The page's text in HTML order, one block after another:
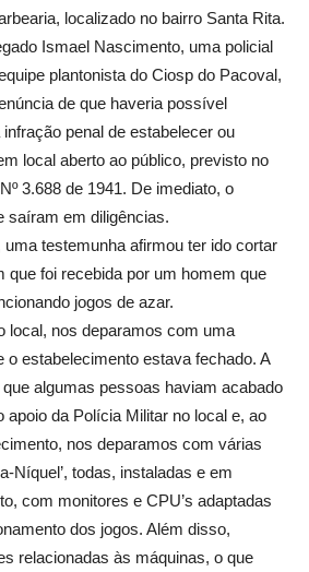
localizado no bairro Santa Rita.
Ismael Nascimento, uma policial
plantonista do Ciosp do Pacoval,
de que haveria possível
penal de estabelecer ou
local aberto ao público, previsto no
3.688 de 1941. De imediato, o
saíram em diligências.
testemunha afirmou ter ido cortar
que foi recebida por um homem que
jogos de azar.
local, nos deparamos com uma
o estabelecimento estava fechado. A
algumas pessoas haviam acabado
apoio da Polícia Militar no local e, ao
nos deparamos com várias
Níquel’, todas, instaladas e em
com monitores e CPU’s adaptadas
dos jogos. Além disso,
relacionadas às máquinas, o que